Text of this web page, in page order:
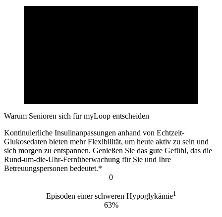
Warum Senioren sich für myLoop entscheiden
Kontinuierliche Insulinanpassungen anhand von Echtzeit-
Glukosedaten bieten mehr Flexibilität, um heute aktiv zu sein und
sich morgen zu entspannen. Genießen Sie das gute Gefühl, das die
Rund-um-die-Uhr-Fernüberwachung für Sie und Ihre
Betreuungspersonen bedeutet.*
0
Episoden einer schweren Hypoglykämie1
63%